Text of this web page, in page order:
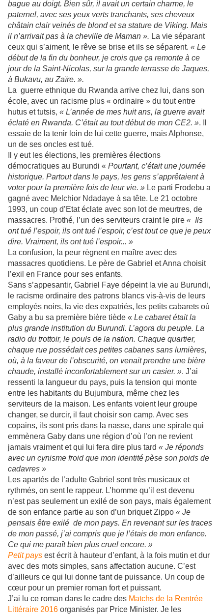
bague au doigt. Bien sûr, il avait un certain charme, le
paternel, avec ses yeux verts tranchants, ses cheveux
châtain clair veinés de blond et sa stature de Viking. Mais
il n’arrivait pas à la cheville de Maman ». La vie séparant
ceux qui s’aiment, le rêve se brise et ils se séparent. « Le
début de la fin du bonheur, je crois que ça remonte à ce
jour de la Saint-Nicolas, sur la grande terrasse de Jaques,
à Bukavu, au Zaïre. ».
La guerre ethnique du Rwanda arrive chez lui, dans son
école, avec un racisme plus « ordinaire » du tout entre
hutus et tutsis, « L’année de mes huit ans, la guerre avait
éclaté en Rwanda. C’était au tout début de mon CE2. ». Il
essaie de la tenir loin de lui cette guerre, mais Alphonse,
un de ses oncles est tué.
Il y eut les élections, les premières élections
démocratiques au Burundi « Pourtant, c’était une journée
historique. Partout dans le pays, les gens s’apprêtaient à
voter pour la première fois de leur vie. » Le parti Frodebu a
gagné avec Melchior Ndadaye à sa tête. Le 21 octobre
1993, un coup d’Etat éclate avec son lot de meurtres, de
massacres. Prothé, l’un des serviteurs craint le pire « Ils
ont tué l’espoir, ils ont tué l’espoir, c’est tout ce que je peux
dire. Vraiment, ils ont tué l’espoir... »
La confusion, la peur règnent en maître avec des
massacres quotidiens. Le père de Gabriel et Anna choisit
l’exil en France pour ses enfants.
Sans s’appesantir, Gabriel Faye dépeint la vie au Burundi,
le racisme ordinaire des patrons blancs vis-à-vis de leurs
employés noirs, la vie des expatriés, les petits cabarets où
Gaby a bu sa première bière tiède « Le cabaret était la
plus grande institution du Burundi. L’agora du peuple. La
radio du trottoir, le pouls de la nation. Chaque quartier,
chaque rue possédait ces petites cabanes sans lumières,
où, à la faveur de l’obscurité, on venait prendre une bière
chaude, installé inconfortablement sur un casier. ». J’ai
ressenti la langueur du pays, puis la tension qui monte
entre les habitants du Bujumbura, même chez les
serviteurs de la maison. Les enfants voient leur groupe
changer, se durcir, il faut choisir son camp. Avec ses
copains, ils sont pris dans la nasse, dans une spirale qui
emmènera Gaby dans une région d’où l’on ne revient
jamais vraiment et qui lui fera dire plus tard « Je réponds
avec un cynisme froid que mon identité pèse son poids de
cadavres »
Les apartés de l’adulte Gabriel sont très musicaux et
rythmés, on sent le rappeur. L’homme qu’il est devenu
n’est pas seulement un exilé de son pays, mais également
de son enfance partie au son d’un briquet Zippo « Je
pensais être exilé de mon pays. En revenant sur les traces
de mon passé, j’ai compris que je l’étais de mon enfance.
Ce qui me paraît bien plus cruel encore. »
Petit pays est écrit à hauteur d’enfant, à la fois mutin et dur
avec des mots simples, sans affectation aucune. C’est
d’ailleurs ce qui lui donne tant de puissance. Un coup de
cœur pour un premier roman fort et puissant.
J’ai lu ce roman dans le cadre des Matchs de la Rentrée
Littéraire 2016 organisés par Price Minister. Je les